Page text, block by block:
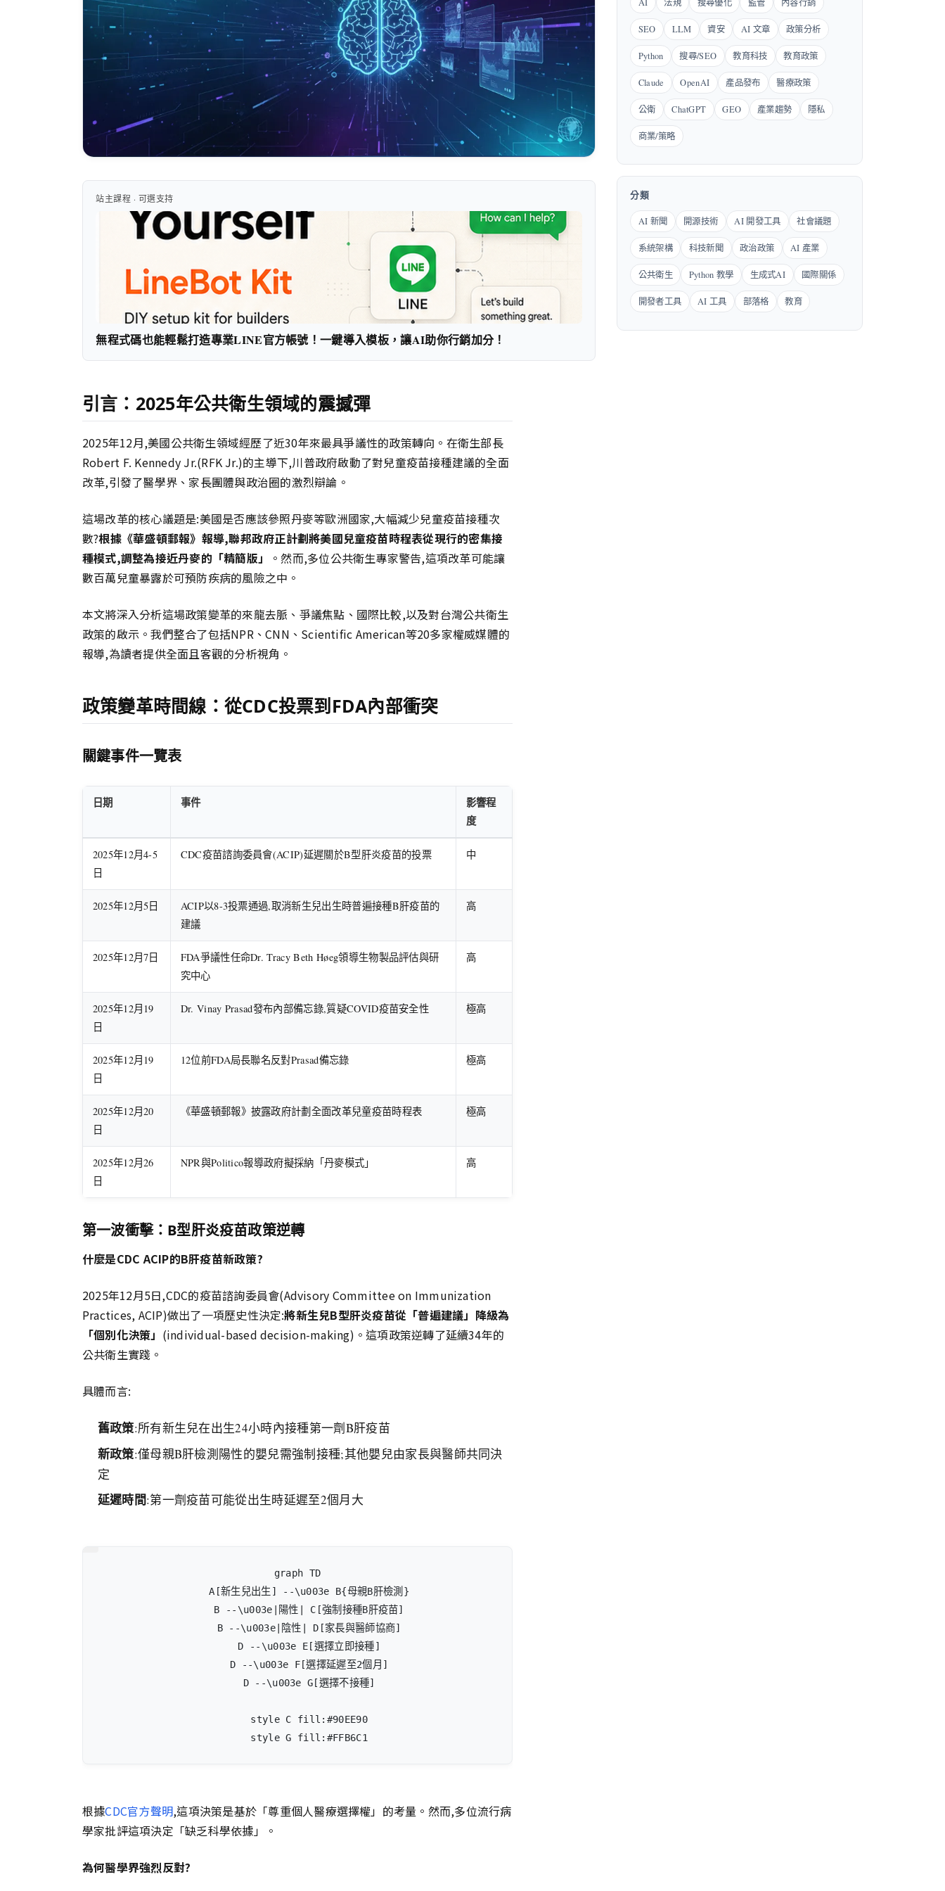
站主課程 · 可選支持
無程式碼也能輕鬆打造專業LINE官方帳號！一鍵導入模板，讓AI助你行銷加分！
引言：2025年公共衛生領域的震撼彈
2025年12月,美國公共衛生領域經歷了近30年來最具爭議性的政策轉向。在衛生部長
Robert F. Kennedy Jr.(RFK Jr.)的主導下,川普政府啟動了對兒童疫苗接種建議的全面
改革,引發了醫學界、家長團體與政治圈的激烈辯論。
這場改革的核心議題是:美國是否應該參照丹麥等歐洲國家,大幅減少兒童疫苗接種次
數?根據《華盛頓郵報》報導,聯邦政府正計劃將美國兒童疫苗時程表從現行的密集接
種模式,調整為接近丹麥的「精簡版」
。然而,多位公共衛生專家警告,這項改革可能讓
數百萬兒童暴露於可預防疾病的風險之中。
本文將深入分析這場政策變革的來龍去脈、爭議焦點、國際比較,以及對台灣公共衛生
政策的啟示。我們整合了包括NPR、CNN、Scientific American等20多家權威媒體的
報導,為讀者提供全面且客觀的分析視角。
政策變革時間線：從CDC投票到FDA內部衝突
關鍵事件一覽表
日期 事件
影響程
度
2025年12月4-5
日
CDC疫苗諮詢委員會(ACIP)延遲關於B型肝炎疫苗的投票 中
2025年12月5日
ACIP以8-3投票通過,取消新生兒出生時普遍接種B肝疫苗的
建議
高
2025年12月7日
FDA爭議性任命Dr. Tracy Beth Høeg領導生物製品評估與研
究中心
高
2025年12月19
日
Dr. Vinay Prasad發布內部備忘錄,質疑COVID疫苗安全性 極高
2025年12月19
日
12位前FDA局長聯名反對Prasad備忘錄 極高
2025年12月20
日
《華盛頓郵報》披露政府計劃全面改革兒童疫苗時程表 極高
2025年12月26
日
NPR與Politico報導政府擬採納「丹麥模式」 高
第一波衝擊：B型肝炎疫苗政策逆轉
什麼是CDC ACIP的B肝疫苗新政策?
2025年12月5日,CDC的疫苗諮詢委員會(Advisory Committee on Immunization
Practices, ACIP)做出了一項歷史性決定:將新生兒B型肝炎疫苗從「普遍建議」降級為
「個別化決策」 (individual-based decision-making)。這項政策逆轉了延續34年的
公共衛生實踐。
具體而言:
舊政策:所有新生兒在出生24小時內接種第一劑B肝疫苗
新政策:僅母親B肝檢測陽性的嬰兒需強制接種;其他嬰兒由家長與醫師共同決
定
延遲時間:第一劑疫苗可能從出生時延遲至2個月大
graph TD
    A[新生兒出生] --\u003e B{母親B肝檢測}
    B --\u003e|陽性| C[強制接種B肝疫苗]
    B --\u003e|陰性| D[家長與醫師協商]
    D --\u003e E[選擇立即接種]
    D --\u003e F[選擇延遲至2個月]
    D --\u003e G[選擇不接種]
    style C fill:#90EE90
    style G fill:#FFB6C1
根據CDC官方聲明,這項決策是基於「尊重個人醫療選擇權」的考量。然而,多位流行病
學家批評這項決定「缺乏科學依據」。
為何醫學界強烈反對?
SEO LLM 資安 AI 文章 政策分析
Python 搜尋/SEO 教育科技 教育政策
Claude OpenAI 產品發布 醫療政策
公衛 ChatGPT GEO 產業趨勢 隱私
商業/策略
分類
AI 新聞 開源技術 AI 開發工具 社會議題
系統架構 科技新聞 政治政策 AI 產業
公共衛生 Python 教學 生成式AI 國際關係
開發者工具 AI 工具 部落格 教育